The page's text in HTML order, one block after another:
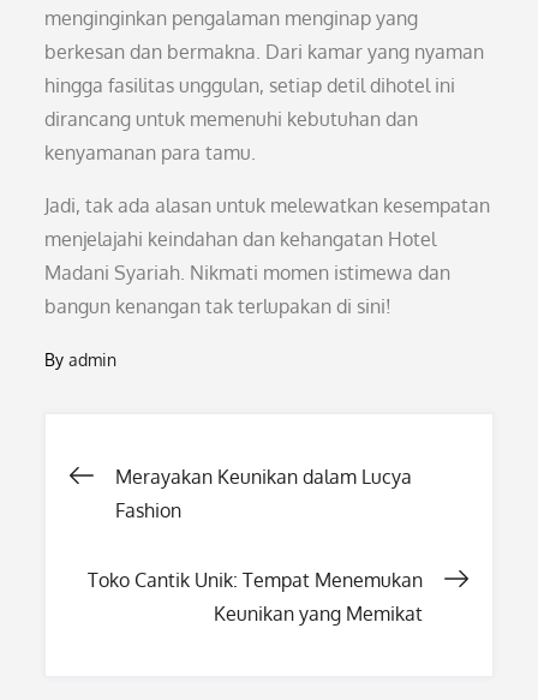
menginginkan pengalaman menginap yang
berkesan dan bermakna. Dari kamar yang nyaman
hingga fasilitas unggulan, setiap detil dihotel ini
dirancang untuk memenuhi kebutuhan dan
kenyamanan para tamu.
Jadi, tak ada alasan untuk melewatkan kesempatan
menjelajahi keindahan dan kehangatan Hotel
Madani Syariah. Nikmati momen istimewa dan
bangun kenangan tak terlupakan di sini!
Byadmin
Post
Merayakan Keunikan dalam Lucya
Fashion
Toko Cantik Unik: Tempat Menemukan
Keunikan yang Memikat